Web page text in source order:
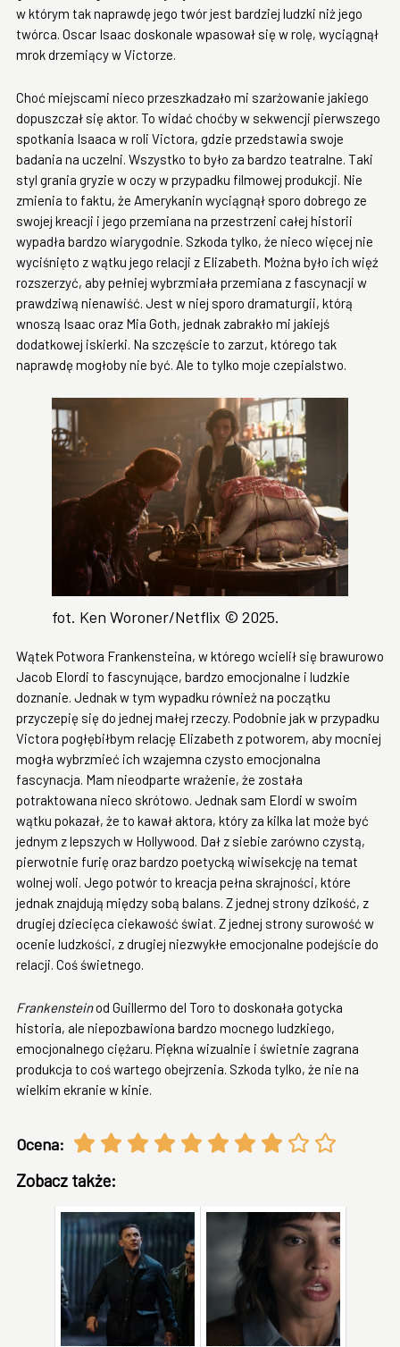
w którym tak naprawdę jego twór jest bardziej ludzki niż jego
twórca. Oscar Isaac doskonale wpasował się w rolę, wyciągnął
mrok drzemiący w Victorze.
Choć miejscami nieco przeszkadzało mi szarżowanie jakiego
dopuszczał się aktor. To widać choćby w sekwencji pierwszego
spotkania Isaaca w roli Victora, gdzie przedstawia swoje
badania na uczelni. Wszystko to było za bardzo teatralne. Taki
styl grania gryzie w oczy w przypadku filmowej produkcji. Nie
zmienia to faktu, że Amerykanin wyciągnął sporo dobrego ze
swojej kreacji i jego przemiana na przestrzeni całej historii
wypadła bardzo wiarygodnie. Szkoda tylko, że nieco więcej nie
wyciśnięto z wątku jego relacji z Elizabeth. Można było ich więź
rozszerzyć, aby pełniej wybrzmiała przemiana z fascynacji w
prawdziwą nienawiść. Jest w niej sporo dramaturgii, którą
wnoszą Isaac oraz Mia Goth, jednak zabrakło mi jakiejś
dodatkowej iskierki. Na szczęście to zarzut, którego tak
naprawdę mogłoby nie być. Ale to tylko moje czepialstwo.
fot. Ken Woroner/Netflix © 2025.
Wątek Potwora Frankensteina, w którego wcielił się brawurowo
Jacob Elordi to fascynujące, bardzo emocjonalne i ludzkie
doznanie. Jednak w tym wypadku również na początku
przyczepię się do jednej małej rzeczy. Podobnie jak w przypadku
Victora pogłębiłbym relację Elizabeth z potworem, aby mocniej
mogła wybrzmieć ich wzajemna czysto emocjonalna
fascynacja. Mam nieodparte wrażenie, że została
potraktowana nieco skrótowo. Jednak sam Elordi w swoim
wątku pokazał, że to kawał aktora, który za kilka lat może być
jednym z lepszych w Hollywood. Dał z siebie zarówno czystą,
pierwotnie furię oraz bardzo poetycką wiwisekcję na temat
wolnej woli. Jego potwór to kreacja pełna skrajności, które
jednak znajdują między sobą balans. Z jednej strony dzikość, z
drugiej dziecięca ciekawość świat. Z jednej strony surowość w
ocenie ludzkości, z drugiej niezwykłe emocjonalne podejście do
relacji. Coś świetnego.
Frankensteinod Guillermo del Toro to doskonała gotycka
historia, ale niepozbawiona bardzo mocnego ludzkiego,
emocjonalnego ciężaru. Piękna wizualnie i świetnie zagrana
produkcja to coś wartego obejrzenia. Szkoda tylko, że nie na
wielkim ekranie w kinie.
Ocena:
Zobacz także: